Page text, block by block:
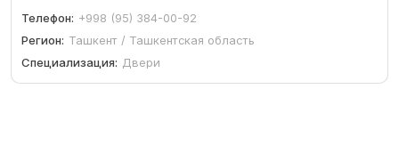
Телефон: +998 (95) 384-00-92
Регион: Ташкент / Ташкентская область
Специализация: Двери